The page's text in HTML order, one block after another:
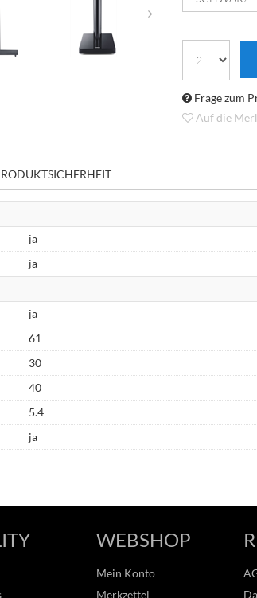
Frage zum
Auf die
ja
ja
ja
61
30
40
5.4
ja
WEBSHOP
Mein Konto
Merkzettel